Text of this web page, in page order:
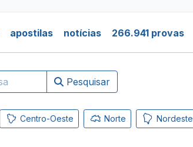
apostilas notícias 266.941 provas
Pesquisar
Centro-Oeste Norte Nordeste